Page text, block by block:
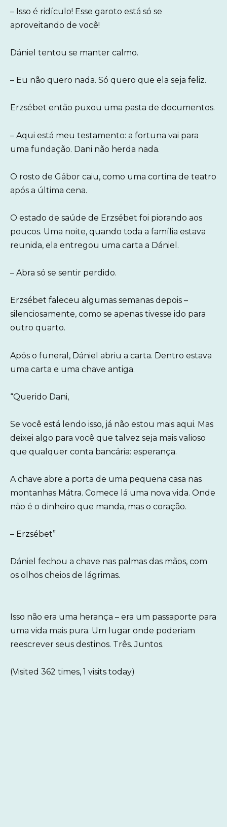
– Isso é ridículo! Esse garoto está só se
aproveitando de você!
Dániel tentou se manter calmo.
– Eu não quero nada. Só quero que ela seja feliz.
Erzsébet então puxou uma pasta de documentos.
– Aqui está meu testamento: a fortuna vai para
uma fundação. Dani não herda nada.
O rosto de Gábor caiu, como uma cortina de teatro
após a última cena.
O estado de saúde de Erzsébet foi piorando aos
poucos. Uma noite, quando toda a família estava
reunida, ela entregou uma carta a Dániel.
– Abra só se sentir perdido.
Erzsébet faleceu algumas semanas depois –
silenciosamente, como se apenas tivesse ido para
outro quarto.
Após o funeral, Dániel abriu a carta. Dentro estava
uma carta e uma chave antiga.
“Querido Dani,
Se você está lendo isso, já não estou mais aqui. Mas
deixei algo para você que talvez seja mais valioso
que qualquer conta bancária: esperança.
A chave abre a porta de uma pequena casa nas
montanhas Mátra. Comece lá uma nova vida. Onde
não é o dinheiro que manda, mas o coração.
– Erzsébet”
Dániel fechou a chave nas palmas das mãos, com
os olhos cheios de lágrimas.
Isso não era uma herança – era um passaporte para
uma vida mais pura. Um lugar onde poderiam
reescrever seus destinos. Três. Juntos.
(Visited 362 times, 1 visits today)